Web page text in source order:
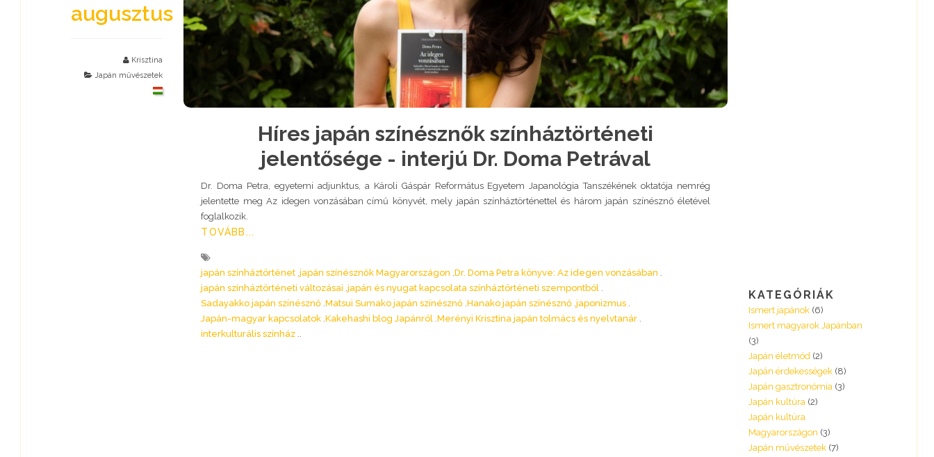
augusztus
Krisztina
Japán művészetek
Híres japán színésznők színháztörténeti
jelentősége - interjú Dr. Doma Petrával
Dr. Doma Petra, egyetemi adjunktus, a Károli Gáspár Református Egyetem Japanológia Tanszékének oktatója nemrég
jelentette meg Az idegen vonzásában című könyvét, mely japán színháztörténettel és három japán színésznő életével
foglalkozik.
TOVÁBB...
japán színháztörténet japán színésznők Magyarországon Dr. Doma Petra könyve: Az idegen vonzásában
japán színháztörténeti változásai japán és nyugat kapcsolata színháztörténeti szempontból
Sadayakko japán színésznő Matsui Sumako japán színésznő Hanako japán színésznő japonizmus
Japán-magyar kapcsolatok Kakehashi blog Japánról Merényi Krisztina japán tolmács és nyelvtanár
interkulturális színház
KATEGÓRIÁK
Ismert japánok (6)
Ismert magyarok Japánban
(3)
Japán életmód (2)
Japán érdekességek (8)
Japán gasztronómia (3)
Japán kultúra (2)
Japán kultúra
Magyarországon (3)
Japán művészetek (7)